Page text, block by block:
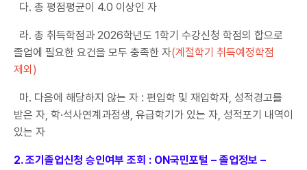
다. 총 평점평균이 4.0 이상인 자
라. 총 취득학점과 2026학년도 1학기 수강신청 학점의 합으로
졸업에 필요한 요건을 모두 충족한 자(계절학기 취득예정학점
제외)
마. 다음에 해당하지 않는 자 : 편입학 및 재입학자, 성적경고를
받은 자, 학·석사연계과정생, 유급학기가 있는 자, 성적포기 내역이
있는 자
2. 조기졸업신청 승인여부 조회 : ON국민포털 – 졸업정보 –